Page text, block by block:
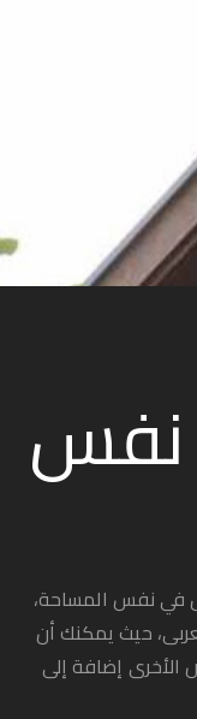
نفس
في نفس المساحة،
حيث يمكنك أن
إضافة إلى